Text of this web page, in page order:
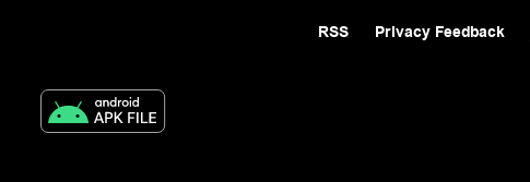
Privacy Feedback
RSS